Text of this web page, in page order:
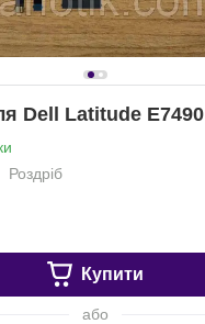
Dell Latitude E7490
Роздріб
Купити
або